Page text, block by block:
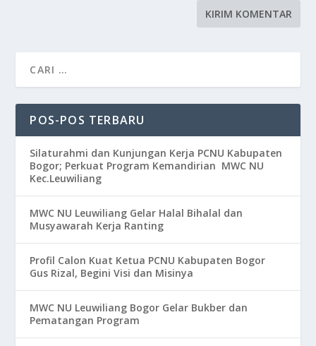
POS-POS TERBARU
Silaturahmi dan Kunjungan Kerja PCNU Kabupaten
Bogor; Perkuat Program Kemandirian MWC NU
Kec.Leuwiliang
MWC NU Leuwiliang Gelar Halal Bihalal dan
Musyawarah Kerja Ranting
Profil Calon Kuat Ketua PCNU Kabupaten Bogor
Gus Rizal, Begini Visi dan Misinya
MWC NU Leuwiliang Bogor Gelar Bukber dan
Pematangan Program